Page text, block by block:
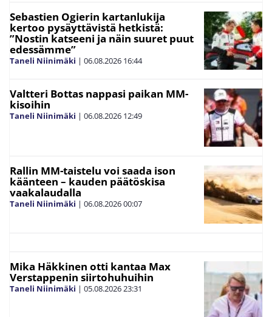
Sebastien Ogierin kartanlukija
kertoo pysäyttävistä hetkistä:
”Nostin katseeni ja näin suuret puut
edessämme”
Taneli Niinimäki | 06.08.2026 16:44
Valtteri Bottas nappasi paikan MM-
kisoihin
Taneli Niinimäki | 06.08.2026 12:49
Rallin MM-taistelu voi saada ison
käänteen – kauden päätöskisa
vaakalaudalla
Taneli Niinimäki | 06.08.202600:07
Mika Häkkinen otti kantaa Max
Verstappenin siirtohuhuihin
Taneli Niinimäki | 05.08.202623:31